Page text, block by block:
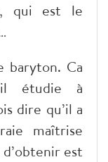
qui est le
baryton. Ca
étudie à
dire qu’il a
maîtrise
est